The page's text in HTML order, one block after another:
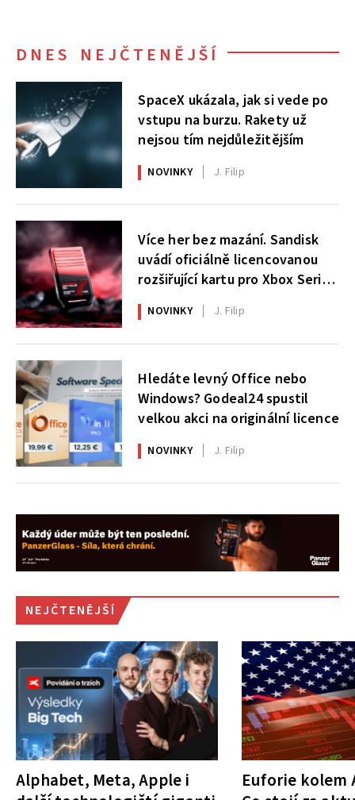
DNES NEJČTENĚJŠÍ
SpaceX ukázala, jak si vede po
vstupu na burzu. Rakety už
nejsou tím nejdůležitějším
NOVINKY J. Filip
Více her bez mazání. Sandisk
uvádí oficiálně licencovanou
rozšiřující kartu pro Xbox Series
X|S
NOVINKY J. Filip
Hledáte levný Office nebo
Windows? Godeal24 spustil
velkou akci na originální licence
NOVINKY J. Filip
NEJČTENĚJŠÍ
Alphabet, Meta, Apple i
Euforie kolem